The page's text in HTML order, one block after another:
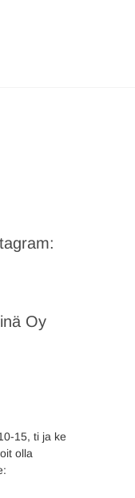
Oy
15, ti ja ke
olla